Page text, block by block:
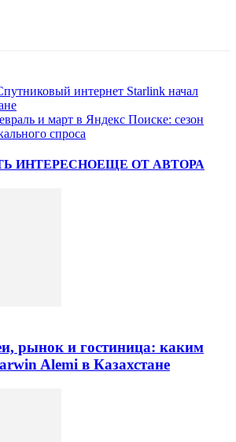
интернет Starlink начал
и март в Яндекс Поиске: сезон
спроса
ИНТЕРЕСНОЕЩЕ ОТ АВТОРА
рынок и гостиница: каким
Alemi в Казахстане